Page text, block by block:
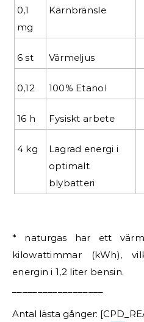
0,1
mg
Kärnbränsle
6 st Värmeljus
0,12 100% Etanol
16 h Fysiskt arbete
4 kg
Lagrad energi i
optimalt
blybatteri
* naturgas har ett
kilowattimmar (kWh),
energin i 1,2 liter bensin.
Antal lästa gånger: